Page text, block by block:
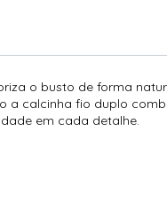
o busto de forma
a calcinha fio duplo
em cada detalhe.